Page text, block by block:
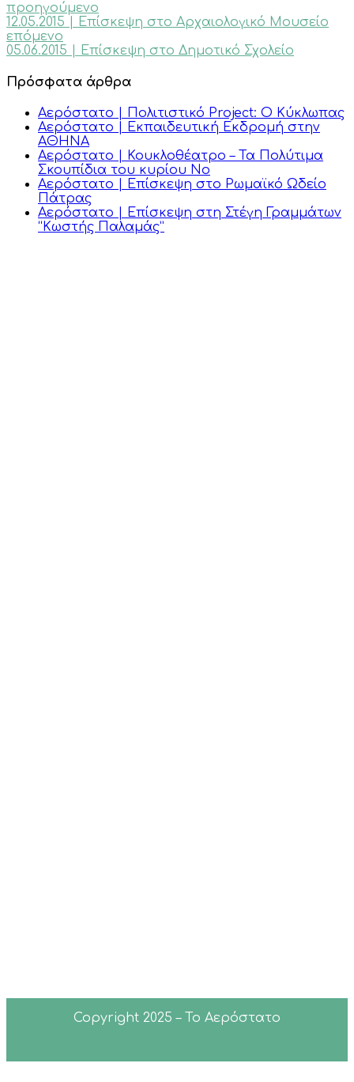
προηγούμενο
12.05.2015 | Επίσκεψη στο Αρχαιολογικό Μουσείο
επόμενο
05.06.2015 | Επίσκεψη στο Δημοτικό Σχολείο
Πρόσφατα άρθρα
Αερόστατο | Πολιτιστικό Project: Ο Κύκλωπας
Αερόστατο | Εκπαιδευτική Εκδρομή στην
ΑΘΗΝΑ
Αερόστατο | Κουκλοθέατρο – Τα Πολύτιμα
Σκουπίδια του κυρίου Νο
Αερόστατο | Επίσκεψη στο Ρωμαϊκό Ωδείο
Πάτρας
Αερόστατο | Επίσκεψη στη Στέγη Γραμμάτων
“Κωστής Παλαμάς”
Copyright 2025 – Το Αερόστατο